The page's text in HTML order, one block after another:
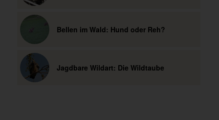
Bellen im Wald: Hund oder Reh?
Jagdbare Wildart: Die Wildtaube